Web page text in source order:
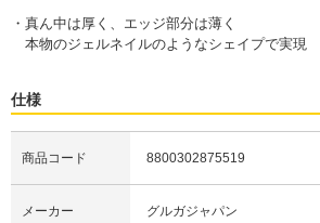
・真ん中は厚く、エッジ部分は薄く
本物のジェルネイルのようなシェイプで実現
仕様
商品コード 8800302875519
メーカー グルガジャパン